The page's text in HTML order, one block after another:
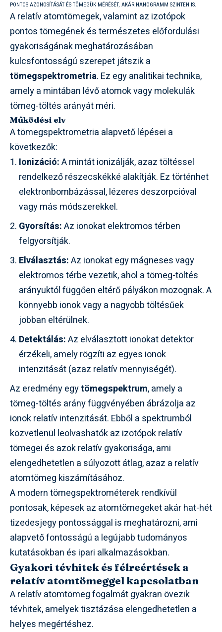
PONTOS AZONOSÍTÁSÁT ÉS TÖMEGÜK MÉRÉSÉT, AKÁR NANOGRAMM SZINTEN IS.
A relatív atomtömegek, valamint az izotópok
pontos tömegének és természetes előfordulási
gyakoriságának meghatározásában
kulcsfontosságú szerepet játszik a
tömegspektrometria. Ez egy analitikai technika,
amely a mintában lévő atomok vagy molekulák
tömeg-töltés arányát méri.
Működési elv
A tömegspektrometria alapvető lépései a
következők:
Ionizáció:A mintát ionizálják, azaz töltéssel
rendelkező részecskékké alakítják. Ez történhet
elektronbombázással, lézeres deszorpcióval
vagy más módszerekkel.
Gyorsítás:Az ionokat elektromos térben
felgyorsítják.
Elválasztás:Az ionokat egy mágneses vagy
elektromos térbe vezetik, ahol a tömeg-töltés
arányuktól függően eltérő pályákon mozognak. A
könnyebb ionok vagy a nagyobb töltésűek
jobban eltérülnek.
Detektálás:Az elválasztott ionokat detektor
érzékeli, amely rögzíti az egyes ionok
intenzitását (azaz relatív mennyiségét).
Az eredmény egytömegspektrum, amely a
tömeg-töltés arány függvényében ábrázolja az
ionok relatív intenzitását. Ebből a spektrumból
közvetlenül leolvashatók az izotópok relatív
tömegei és azok relatív gyakorisága, ami
elengedhetetlen a súlyozott átlag, azaz a relatív
atomtömeg kiszámításához.
A modern tömegspektrométerek rendkívül
pontosak, képesek az atomtömegeket akár hat-hét
tizedesjegy pontossággal is meghatározni, ami
alapvető fontosságú a legújabb tudományos
kutatásokban és ipari alkalmazásokban.
Gyakori tévhitek és félreértések a
relatív atomtömeggel kapcsolatban
A relatív atomtömeg fogalmát gyakran övezik
tévhitek, amelyek tisztázása elengedhetetlen a
helyes megértéshez.